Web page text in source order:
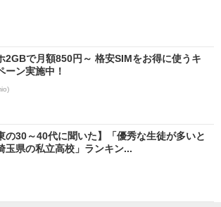
2GBで月額850円～ 格安SIMをお得に使うキ
ーン実施中！
の30～40代に聞いた】「優秀な生徒が多いと
玉県の私立高校」ランキン...